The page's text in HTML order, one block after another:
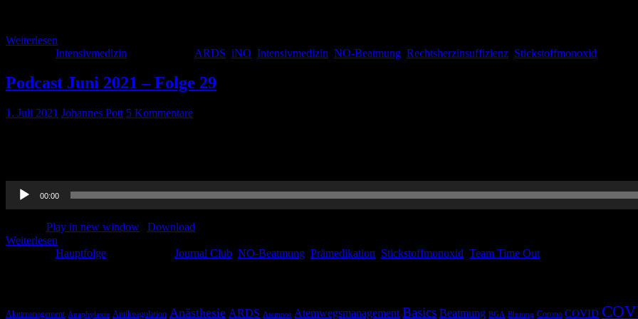
Weiterlesen
Intensivmedizin ARDS iNO Intensivmedizin NO-Beatmung Rechtsherzinsuffizienz Stickstoffmonoxid
Podcast Juni 2021 – Folge 29
1. Juli 2021 Johannes Pott 5 Kommentare
Audio-
Player
00:00
Play in new window
Download
Weiterlesen
Hauptfolge Journal Club NO-Beatmung Prämedikation Stickstoffmonoxid Team Time Out
Akutmanagement Anaphylaxie Antikoagulation Anästhesie ARDS Atemnot Atemwegsmanagement Basics Beatmung BGA Blutung Corona COVID